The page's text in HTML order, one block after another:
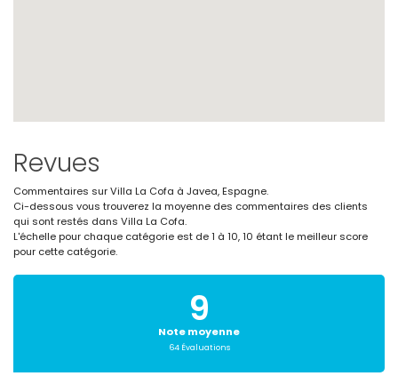
Revues
Commentaires sur Villa La Cofa à Javea, Espagne.
Ci-dessous vous trouverez la moyenne des commentaires des clients
qui sont restés dans Villa La Cofa.
L'échelle pour chaque catégorie est de 1 à 10, 10 étant le meilleur score
pour cette catégorie.
9
Note moyenne
64 Évaluations